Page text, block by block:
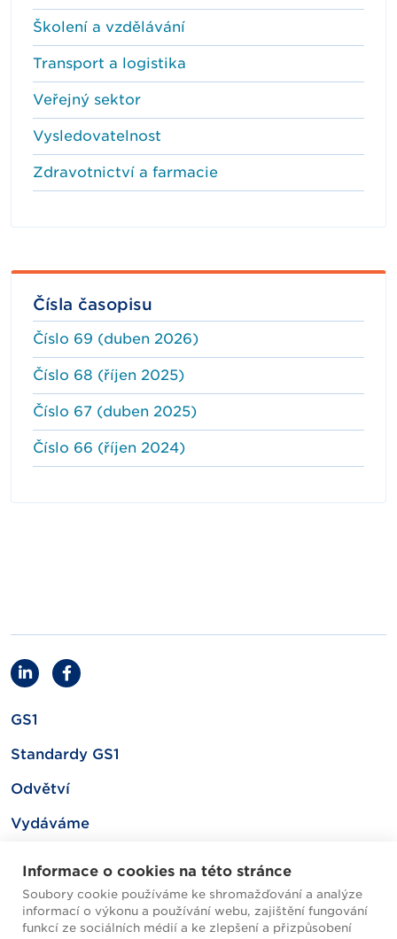
Školení a vzdělávání
Transport a logistika
Veřejný sektor
Vysledovatelnost
Zdravotnictví a farmacie
Čísla časopisu
Číslo 69 (duben 2026)
Číslo 68 (říjen 2025)
Číslo 67 (duben 2025)
Číslo 66 (říjen 2024)
GS1
Standardy GS1
Odvětví
Vydáváme
Mapa webu
Informace o cookies na této stránce
Soubory cookie používáme ke shromažďování a analýze
informací o výkonu a používání webu, zajištění fungování
funkcí ze sociálních médií a ke zlepšení a přizpůsobení